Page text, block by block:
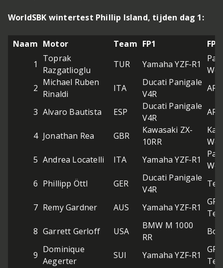
WorldSBK wintertest Phillip Island, tijden dag 1:
Naam Motor Team FP1
FP2
1
Toprak
Razgatlioglu
TUR Yamaha YZF-R1
2
Michael Ruben
Rinaldi
ITA
Ducati Panigale
V4R
3 Alvaro Bautista ESP
Ducati Panigale
V4R
4 Jonathan Rea GBR
Kawasaki ZX-
10RR
5 Andrea Locatelli ITA Yamaha YZF-R1
6 Phillipp Öttl GER
Ducati Panigale
V4R
7 Remy Gardner AUS Yamaha YZF-R1
8 Garrett Gerloff USA
BMW M 1000
RR
9
Dominique
Aegerter
SUI Yamaha YZF-R1